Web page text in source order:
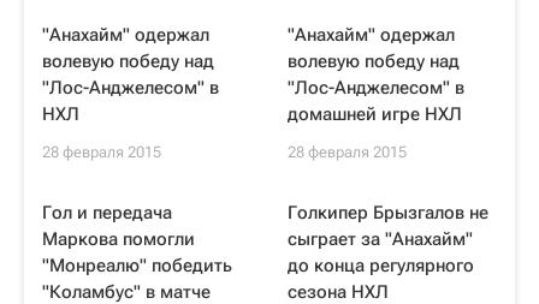
"Анахайм" одержал
волевую победу над
"Лос-Анджелесом" в
НХЛ
28 февраля 2015
"Анахайм" одержал
волевую победу над
"Лос-Анджелесом" в
домашней игре НХЛ
28 февраля 2015
Гол и передача
Маркова помогли
"Монреалю" победить
"Коламбус" в матче
Голкипер Брызгалов не
сыграет за "Анахайм"
до конца регулярного
сезона НХЛ